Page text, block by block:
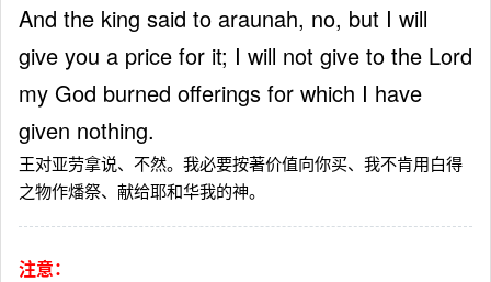
And the king said to araunah, no, but I will
give you a price for it; I will not give to the Lord
my God burned offerings for which I have
given nothing.
王对亚劳拿说、不然。我必要按著价值向你买、我不肯用白得
之物作燔祭、献给耶和华我的神。
注意：